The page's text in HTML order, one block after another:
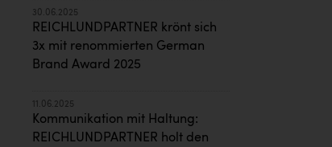
30.06.2025
REICHLUNDPARTNER krönt sich
3x mit renommierten German
Brand Award 2025
11.06.2025
Kommunikation mit Haltung:
REICHLUNDPARTNER holt den